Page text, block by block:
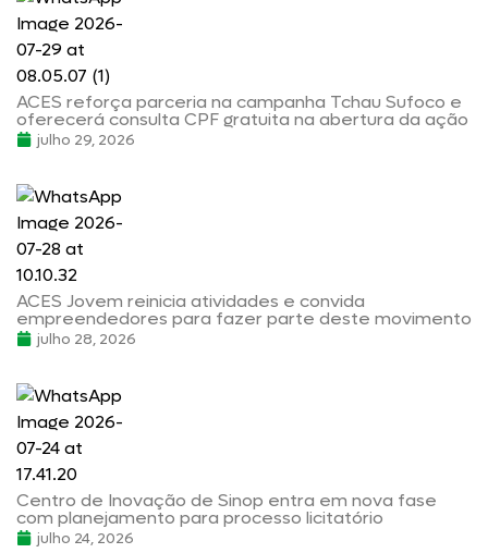
ACES reforça parceria na campanha Tchau Sufoco e
oferecerá consulta CPF gratuita na abertura da ação
julho 29, 2026
ACES Jovem reinicia atividades e convida
empreendedores para fazer parte deste movimento
julho 28, 2026
Centro de Inovação de Sinop entra em nova fase
com planejamento para processo licitatório
julho 24, 2026